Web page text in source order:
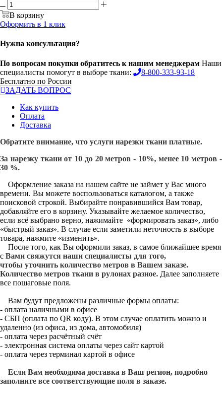
В корзину
Оформить в 1 клик
Нужна консультация?
По вопросам покупки обратитесь к нашим менеджерам Наши
специалисты помогут в выборе ткани:
8-800-333-93-18
Бесплатно по России
ЗАДАТЬ ВОПРОС
Как купить
Оплата
Доставка
Обратите внимание, что услуги нарезки ткани платные.
За нарезку ткани от 10 до 20 метров - 10%, менее 10 метров -
30 %.
Оформление заказа на нашем сайте не займет у Вас много
времени. Вы можете воспользоваться каталогом, а также
поисковой строкой. Выбирайте понравившийся Вам товар,
добавляйте его в корзину. Указывайте желаемое количество,
если всё выбрано верно, нажимайте «формировать заказ», либо
«быстрый заказ». В случае если заметили неточность в выборе
товара, нажмите «изменить».
После того, как Вы оформили заказ, в самое ближайшее время
с Вами свяжутся наши специалисты для того,
чтобы уточнить количество метров в Вашем заказе.
Количество метров ткани в рулонах разное. Далее заполняете
все пошаговые поля.
Вам будут предложены различные формы оплаты:
- оплата наличными в офисе
- СБП (оплата по QR коду). В этом случае оплатить можно и
удаленно (из офиса, из дома, автомобиля)
- оплата через расчётный счёт
- электронная система оплаты через сайт картой
- оплата через терминал картой в офисе
Если Вам необходима доставка в Ваш регион, подробно
заполните все соответствующие поля в заказе.